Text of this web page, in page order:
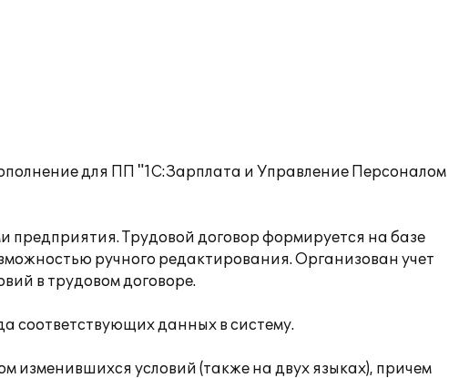
для ПП "1С:Зарплата и Управление Персоналом
Трудовой договор формируется на базе
ручного редактирования. Организован учет
в трудовом договоре.
соответствующих данных в систему.
изменившихся условий (также на двух языках), причем